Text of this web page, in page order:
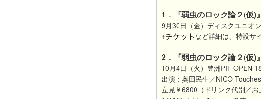
1．『弱虫のロック論２(仮)
9月30日（金）ディスクユニオ
※
など詳細は、特設サ
2．『弱虫のロック論２(仮)
10月4日（火）豊洲PIT OPEN
出演：奥田民生／NICO
立見￥6800（ドリンク代別／お